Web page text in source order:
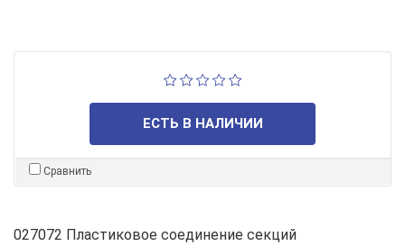
ЕСТЬ В НАЛИЧИИ
Сравнить
027072 Пластиковое соединение секций